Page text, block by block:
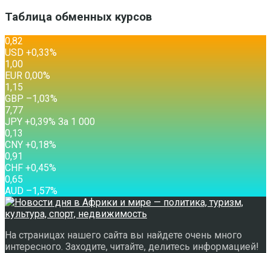
Таблица обменных курсов
0,82
USD +0,33%
1,00
EUR 0,00%
1,15
GBP –1,03%
7,77
JPY +0,39% За 1 000
0,13
CNY +0,18%
0,91
CHF +0,45%
0,65
AUD –1,57%
На страницах нашего сайта вы найдете очень много
интересного. Заходите, читайте, делитесь информацией!